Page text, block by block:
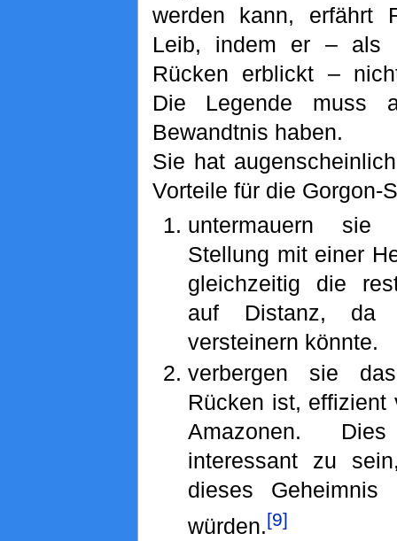
werden kann, erfährt
Leib, indem er – als
Rücken erblickt –
Die Legende muss
Bewandtnis haben.
Sie hat
Vorteile für die Gorgon-
untermauern sie
Stellung mit einer
gleichzeitig die
auf Distanz, da
versteinern könnte.
verbergen sie
Rücken ist, effizient
Amazonen.
interessant zu
dieses
würden.[9]